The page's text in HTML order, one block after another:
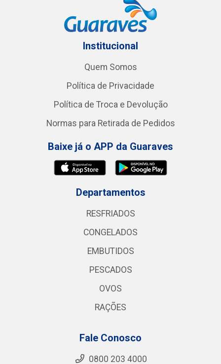
Institucional
Quem Somos
Política de Privacidade
Política de Troca e Devolução
Normas para Retirada de Pedidos
Baixe já o APP da Guaraves
Departamentos
RESFRIADOS
CONGELADOS
EMBUTIDOS
PESCADOS
OVOS
RAÇÕES
Fale Conosco
0800 203 4000